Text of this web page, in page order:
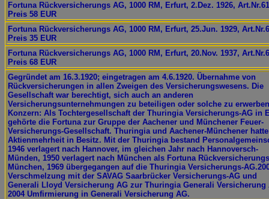
Fortuna Rückversicherungs AG, 1000 RM, Erfurt, 2.Dez. 1926,
Preis 58 EUR
Fortuna Rückversicherungs AG, 1000 RM, Erfurt, 25.Jun. 1929,
Preis 35 EUR
Fortuna Rückversicherungs AG, 1000 RM, Erfurt, 20.Nov. 1937,
Preis 68 EUR
Gegründet am 16.3.1920; eingetragen am 4.6.1920. Übernahme von
Rückversicherungen in allen Zweigen des Versicherungswesens. Die
Gesellschaft war berechtigt, sich auch an anderen
Versicherungsunternehmungen zu beteiligen oder solche zu
Konzern: Als Tochtergesellschaft der Thuringia Versicherungs-AG in
gehörte die Fortuna zur Gruppe der Aachener und Münchener Feuer-
Versicherungs-Gesellschaft. Thuringia und Aachener-Münchener
Aktienmehrheit in Besitz. Mit der Thuringia bestand
1946 verlagert nach Hannover, im gleichen Jahr nach Hannoversch-
Münden, 1950 verlagert nach München als Fortuna
München, 1969 übergegangen auf die Thuringia Versicherungs-
Verschmelzung mit der SAVAG Saarbrücker Versicherungs-AG und
Generali Lloyd Versicherung AG zur Thuringia Generali Versicherung
2004 Umfirmierung in Generali Versicherung AG.